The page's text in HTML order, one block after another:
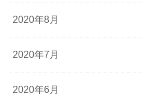
2020年8月
2020年7月
2020年6月